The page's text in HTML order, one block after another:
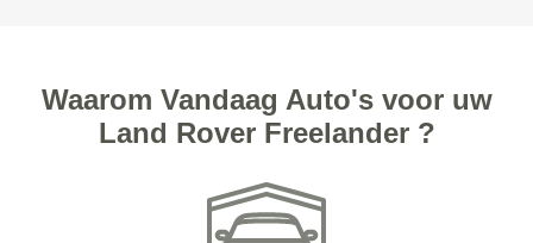
Waarom Vandaag Auto's voor uw
Land Rover Freelander ?